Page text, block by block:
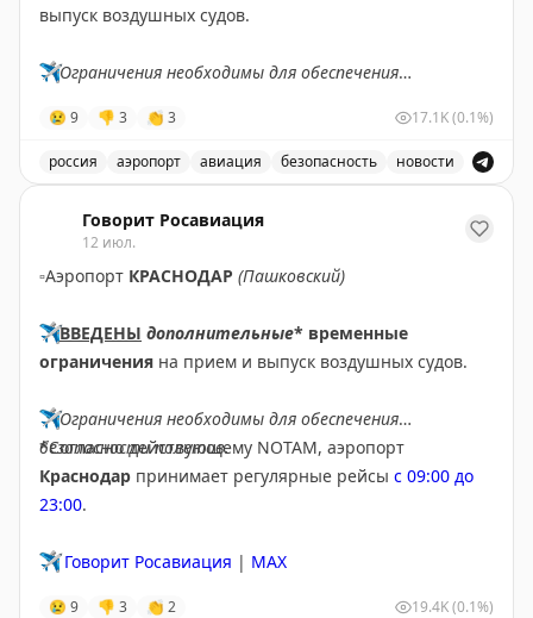
выпуск воздушных судов.
✈️Ограничения необходимы для обеспечения
✈️ Говорит Росавиация|МАХ
😢 9 👎 3 👏 3 17.1K(0.1%)
россия аэропорт авиация безопасность новости
Говорит Росавиация
12 июл.
▫️Аэропорт КРАСНОДАР (Пашковский)
✈️ВВЕДЕНЫ дополнительные* временные
ограничения на прием и выпуск воздушных судов.
✈️Ограничения необходимы для обеспечения
безопасности полетов.
*Согласно действующему NOTAM, аэропорт
Краснодар принимает регулярные рейсы с 09:00 до
23:00.
✈️ Говорит Росавиация | MAX
😢 9 👎 3 👏 2 19.4K(0.1%)